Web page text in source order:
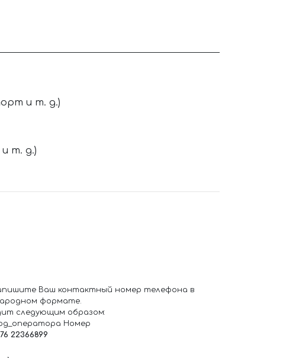
и т. д.)
т. д.)
Ваш контактный номер телефона в
формате.
следующим образом:
Номер
22366899